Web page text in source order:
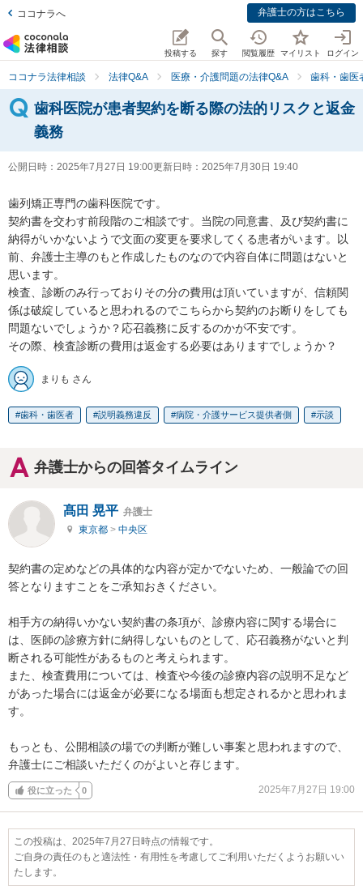
ココナラへ 弁護士の方はこちら
投稿する 探す 閲覧履歴 マイリスト ログイン
ココナラ法律相談 法律Q&A 医療・介護問題の法律Q&A 歯科・歯医
歯科医院が患者契約を断る際の法的リスクと返金
義務
公開日時： 2025年7月27日 19:00更新日時： 2025年7月30日 19:40
歯列矯正専門の歯科医院です。
契約書を交わす前段階のご相談です。当院の同意書、及び契約書に
納得がいかないようで文面の変更を要求してくる患者がいます。以
前、弁護士主導のもと作成したものなので内容自体に問題はないと
思います。
検査、診断のみ行っておりその分の費用は頂いていますが、信頼関
係は破綻していると思われるのでこちらから契約のお断りをしても
問題ないでしょうか？応召義務に反するのかが不安です。
その際、検査診断の費用は返金する必要はありますでしょうか？
まりも さん
歯科・歯医者 説明義務違反 病院・介護サービス提供者側 示談
弁護士からの回答タイムライン
髙田 晃平 弁護士
東京都 > 中央区
契約書の定めなどの具体的な内容が定かでないため、一般論での回
答となりますことをご承知おきください。
相手方の納得いかない契約書の条項が、診療内容に関する場合に
は、医師の診療方針に納得しないものとして、応召義務がないと判
断される可能性があるものと考えられます。
また、検査費用については、検査や今後の診療内容の説明不足など
があった場合には返金が必要になる場面も想定されるかと思われま
す。
もっとも、公開相談の場での判断が難しい事案と思われますので、
弁護士にご相談いただくのがよいと存じます。
役に立った 0 2025年7月27日 19:00
この投稿は、2025年7月27日時点の情報です。
ご自身の責任のもと適法性・有用性を考慮してご利用いただくようお願いい
たします。